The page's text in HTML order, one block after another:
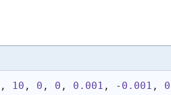
, 10 , 0 , 0 , 0.001 , - 0.001 , 0